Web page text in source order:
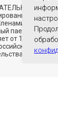
и
паевой взнос
15 % до
в